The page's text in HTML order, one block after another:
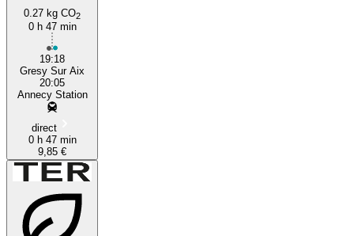
0.27 kg CO2
0 h 47 min
19:18
Gresy Sur Aix
20:05
Annecy Station
direct
0 h 47 min
9,85 €